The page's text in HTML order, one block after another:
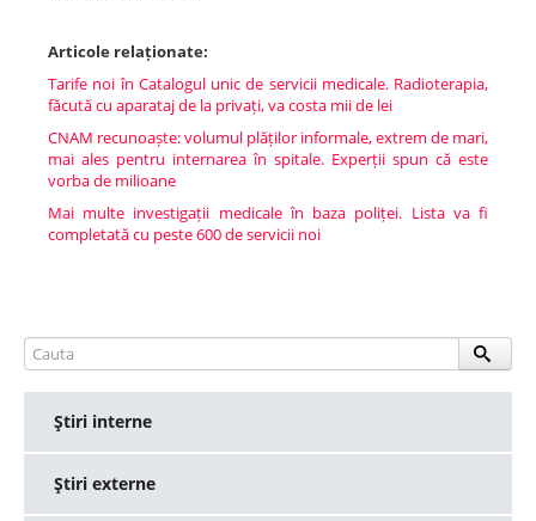
Articole relaționate:
Tarife noi în Catalogul unic de servicii medicale. Radioterapia,
făcută cu aparataj de la privați, va costa mii de lei
CNAM recunoaște: volumul plăților informale, extrem de mari,
mai ales pentru internarea în spitale. Experții spun că este
vorba de milioane
Mai multe investigații medicale în baza poliței. Lista va fi
completată cu peste 600 de servicii noi
Ştiri interne
Ştiri externe